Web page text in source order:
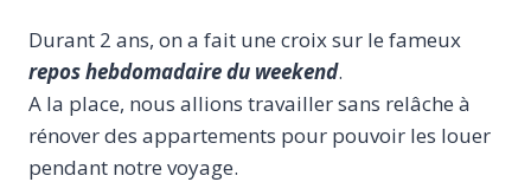
Durant 2 ans, on a fait une croix sur le fameux
repos hebdomadaire du weekend.
A la place, nous allions travailler sans relâche à
rénover des appartements pour pouvoir les louer
pendant notre voyage.